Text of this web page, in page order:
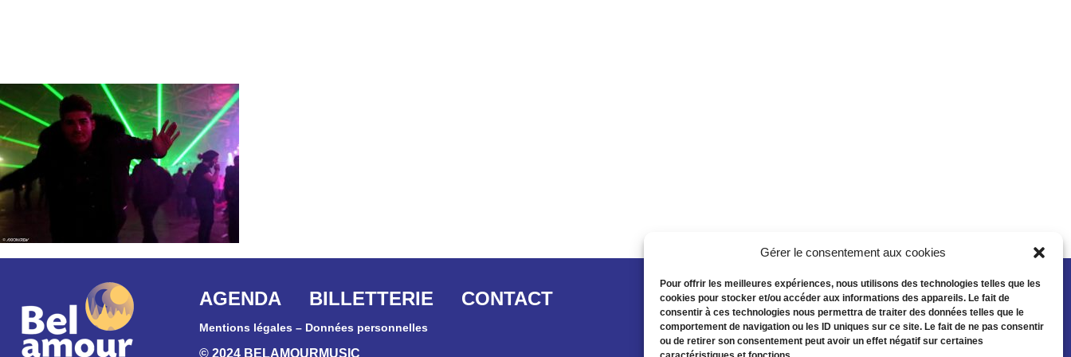
Gérer le consentement aux cookies
Pour offrir les meilleures expériences, nous utilisons des technologies telles que les
cookies pour stocker et/ou accéder aux informations des appareils. Le fait de
consentir à ces technologies nous permettra de traiter des données telles que le
comportement de navigation ou les ID uniques sur ce site. Le fait de ne pas consentir
ou de retirer son consentement peut avoir un effet négatif sur certaines
AGENDA BILLETTERIE CONTACT
Mentions légales – Données personnelles
© 2024 BELAMOURMUSIC